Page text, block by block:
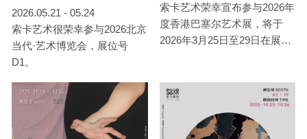
2026.05.21 - 05.24
索卡艺术很荣幸参与2026北京
当代·艺术博览会，展位号
D1。
索卡艺术荣幸宣布参与2026年
度香港巴塞尔艺术展，将于
2026年3月25日至29日在展位